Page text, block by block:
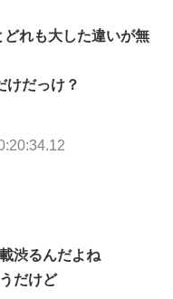
れも大した違いが無
けだっけ？
渋るんだよね
だけど